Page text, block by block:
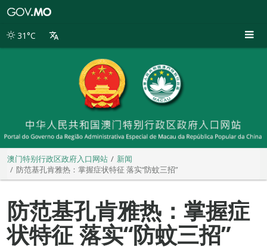
别
31°C
澳门特别行政区政府入口网站
新闻
防范基孔肯雅热：掌握症状特征 落实“防蚊三招”
防范基孔肯雅热：掌握症
状特征 落实“防蚊三招”